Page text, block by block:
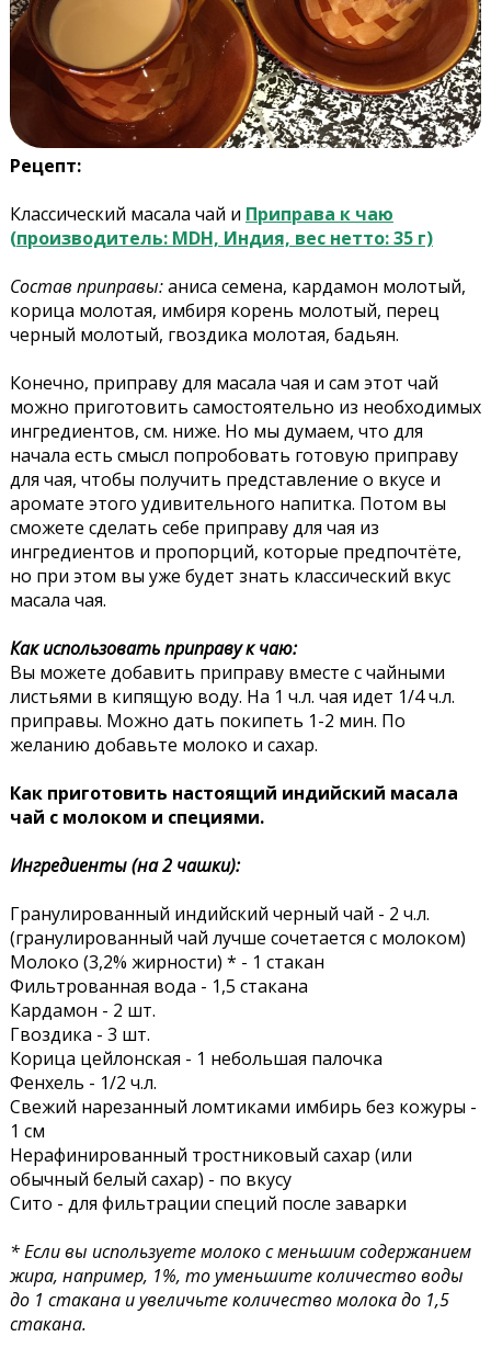
Рецепт:
Классический масала чай и Приправа к чаю
(производитель: MDH, Индия, вес нетто: 35 г)
Состав приправы:аниса семена, кардамон молотый,
корица молотая, имбиря корень молотый, перец
черный молотый, гвоздика молотая, бадьян.
Конечно, приправу для масала чая и сам этот чай
можно приготовить самостоятельно из необходимых
ингредиентов, см. ниже. Но мы думаем, что для
начала есть смысл попробовать готовую приправу
для чая, чтобы получить представление о вкусе и
аромате этого удивительного напитка. Потом вы
сможете сделать себе приправу для чая из
ингредиентов и пропорций, которые предпочтёте,
но при этом вы уже будет знать классический вкус
масала чая.
Как использовать приправу к чаю:
Вы можете добавить приправу вместе с чайными
листьями в кипящую воду. На 1 ч.л. чая идет 1/4 ч.л.
приправы. Можно дать покипеть 1-2 мин. По
желанию добавьте молоко и сахар.
Как приготовить настоящий индийский масала
чай с молоком и специями.
Ингредиенты (на 2 чашки):
Гранулированный индийский черный чай - 2 ч.л.
(гранулированный чай лучше сочетается с молоком)
Молоко (3,2% жирности) * - 1 стакан
Фильтрованная вода - 1,5 стакана
Кардамон - 2 шт.
Гвоздика - 3 шт.
Корица цейлонская - 1 небольшая палочка
Фенхель - 1/2 ч.л.
Свежий нарезанный ломтиками имбирь без кожуры -
1 см
Нерафинированный тростниковый сахар (или
обычный белый сахар) - по вкусу
Сито - для фильтрации специй после заварки
* Если вы используете молоко с меньшим содержанием
жира, например, 1%, то уменьшите количество воды
до 1 стакана и увеличьте количество молока до 1,5
стакана.